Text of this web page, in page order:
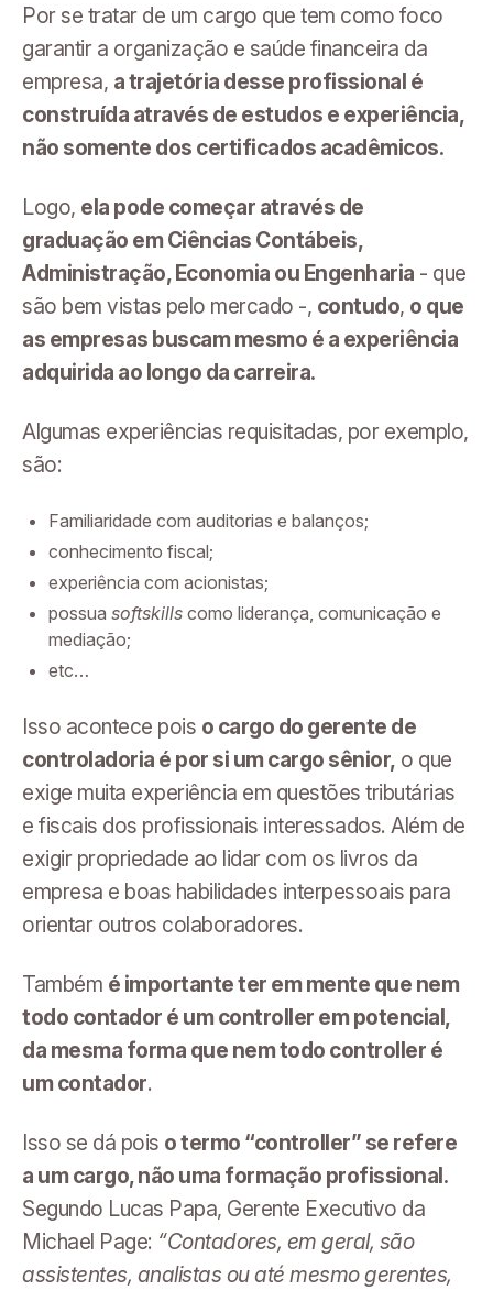
Por se tratar de um cargo que tem como foco
garantir a organização e saúde financeira da
empresa, a trajetória desse profissional é
construída através de estudos e experiência,
não somente dos certificados acadêmicos.
Logo, ela pode começar através de
graduação em Ciências Contábeis,
Administração, Economia ou Engenharia - que
são bem vistas pelo mercado -, contudo, o que
as empresas buscam mesmo é a experiência
adquirida ao longo da carreira.
Algumas experiências requisitadas, por exemplo,
são:
Familiaridade com auditorias e balanços;
conhecimento fiscal;
experiência com acionistas;
possua softskills como liderança, comunicação e
mediação;
etc…
Isso acontece pois o cargo do gerente de
controladoria é por si um cargo sênior, o que
exige muita experiência em questões tributárias
e fiscais dos profissionais interessados. Além de
exigir propriedade ao lidar com os livros da
empresa e boas habilidades interpessoais para
orientar outros colaboradores.
Também é importante ter em mente que nem
todo contador é um controller em potencial,
da mesma forma que nem todo controller é
um contador.
Isso se dá pois o termo “controller” se refere
a um cargo, não uma formação profissional.
Segundo Lucas Papa, Gerente Executivo da
Michael Page: “Contadores, em geral, são
assistentes, analistas ou até mesmo gerentes,